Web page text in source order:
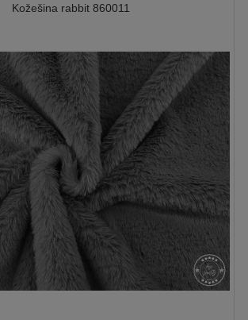
Kožešina rabbit 860011